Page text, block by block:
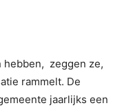
hebben, zeggen ze,
rammelt. De
jaarlijks een